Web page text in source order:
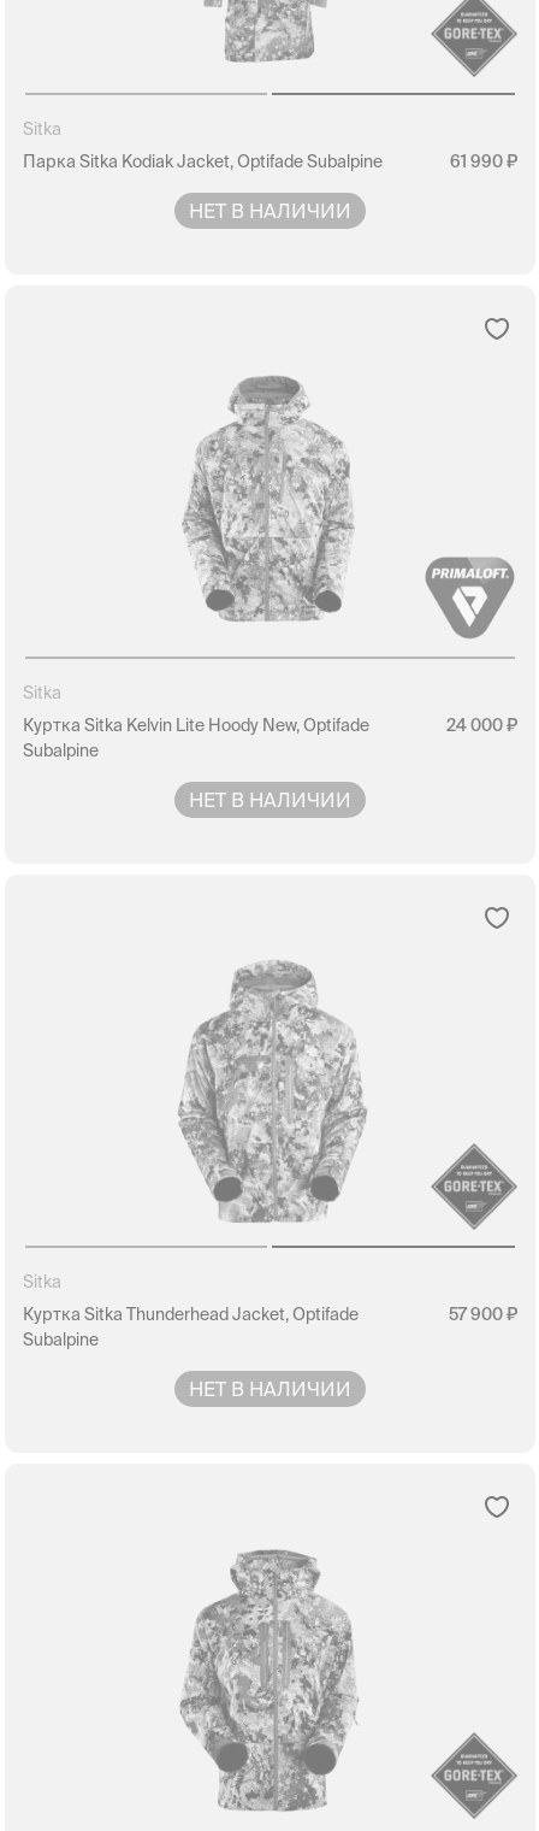
Sitka
Парка Sitka Kodiak Jacket, Optifade Subalpine
61 990
НЕТ В НАЛИЧИИ
Sitka
Куртка Sitka Kelvin Lite Hoody New, Optifade
Subalpine
24 000
НЕТ В НАЛИЧИИ
Sitka
Куртка Sitka Thunderhead Jacket, Optifade
Subalpine
57 900
НЕТ В НАЛИЧИИ